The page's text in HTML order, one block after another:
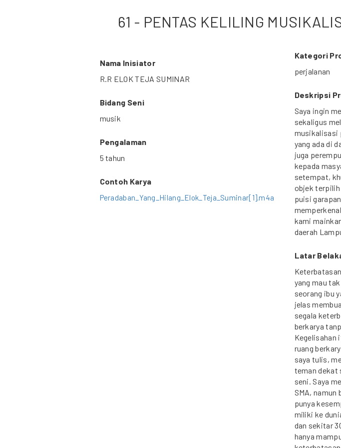
61 - PENTAS KELILING
Nama Inisiator
R.R ELOK TEJA SUMINAR
Bidang Seni
musik
Pengalaman
5 tahun
Contoh Karya
Peradaban_Yang_Hilang_Elok_Teja_Suminar[1].m4a
Kategori
perjalanan
Deskripsi
Saya ingin
sekaligus
musikalisasi
yang ada di
juga
kepada
setempat,
objek
puisi
kami
daerah
Latar
yang mau
seorang ibu
jelas
segala
berkarya
Kegelisahan
ruang
saya tulis,
teman dekat
seni. Saya
SMA,
punya
miliki ke
dan sekitar
hanya